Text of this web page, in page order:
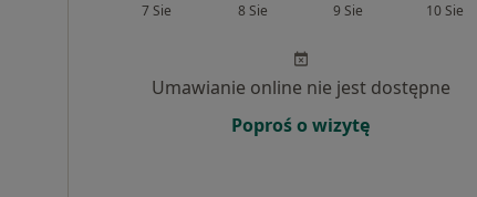
7 Sie 8 Sie 9 Sie 10 Sie
Umawianie online nie jest dostępne
Poproś o wizytę